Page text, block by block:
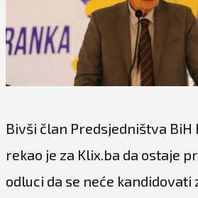
Bivši član Predsjedništva BiH
rekao je za Klix.ba da ostaje
odluci da se neće kandidovati